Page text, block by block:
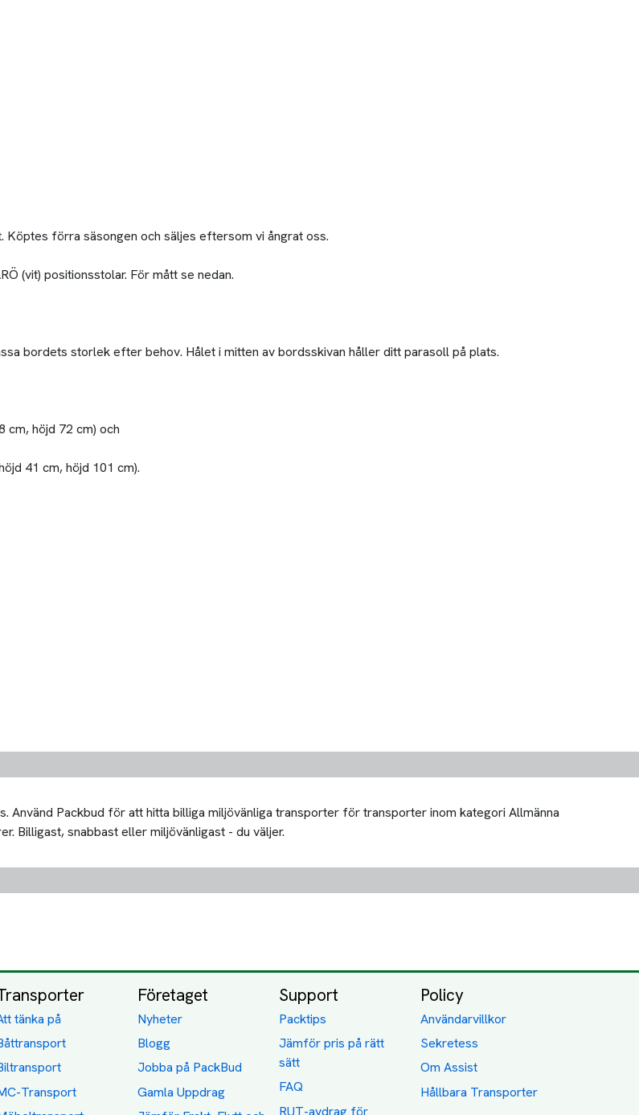
förra säsongen och säljes eftersom vi ångrat oss.
(vit) positionsstolar. För mått se nedan.
bordets storlek efter behov. Hålet i mitten av bordsskivan håller ditt parasoll på plats.
cm, höjd 72 cm) och
41 cm, höjd 101 cm).
Använd Packbud för att hitta billiga miljövänliga transporter för transporter inom kategori Allmänna
Billigast, snabbast eller miljövänligast - du väljer.
tänka på
Transport
Företaget
Nyheter
Blogg
Jobba på PackBud
Gamla Uppdrag
Support
Packtips
Jämför pris på rätt
sätt
FAQ
RUT-avdrag för
Policy
Användarvillkor
Sekretess
Om Assist
Hållbara Transporter